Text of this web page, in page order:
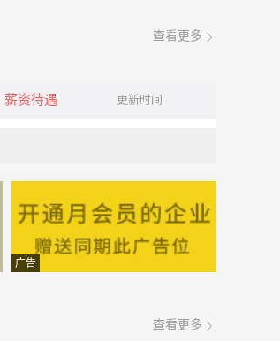
查看更多
薪资待遇 更新时间
广告
查看更多